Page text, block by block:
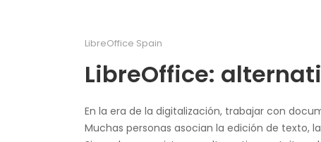
LibreOffice Spain
LibreOffice:
En la era de la digitalización, trabajar con
Muchas personas asocian la edición de texto,